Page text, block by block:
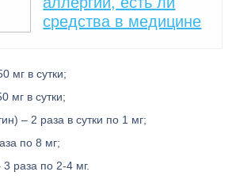
средства в медицине
мг в сутки;
мг в сутки;
– 2 раза в сутки по 1 мг;
по 8 мг;
раза по 2-4 мг.